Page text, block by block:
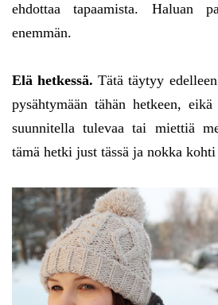
ehdottaa tapaamista. Haluan
enemmän.
Elä hetkessä.Tätä täytyy
pysähtymään tähän hetkeen,
suunnitella tulevaa tai miettiä
tämä hetki just tässä ja nokka